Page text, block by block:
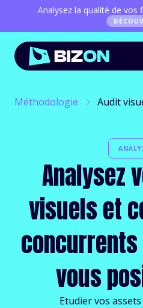
Analysez la qualité de vos
Méthodologie Audit
Analysez
visuels et
vous
Etudier vos